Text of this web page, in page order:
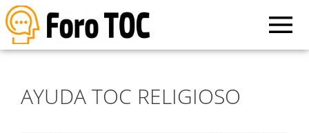
AYUDA TOC RELIGIOSO